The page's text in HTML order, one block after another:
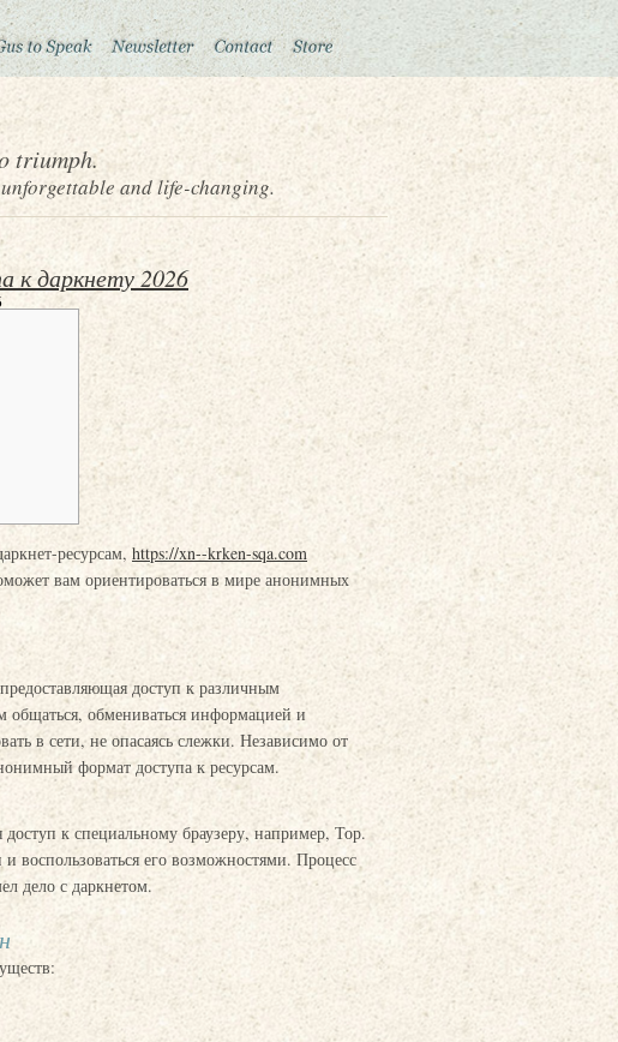
triumph.
and life-changing.
к даркнету 2026
ресурсам, https://xn--krken-sqa.com
вам ориентироваться в мире анонимных
доступ к различным
общаться, обмениваться информацией и
в сети, не опасаясь слежки. Независимо от
формат доступа к ресурсам.
доступ к специальному браузеру, например, Тор.
воспользоваться его возможностями. Процесс
дело с даркнетом.